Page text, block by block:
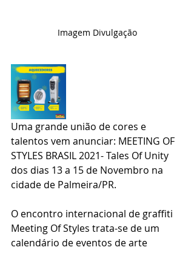
Imagem Divulgação
Uma grande união de cores e
talentos vem anunciar: MEETING OF
STYLES BRASIL 2021- Tales Of Unity
dos dias 13 a 15 de Novembro na
cidade de Palmeira/PR.
O encontro internacional de graffiti
Meeting Of Styles trata-se de um
calendário de eventos de arte